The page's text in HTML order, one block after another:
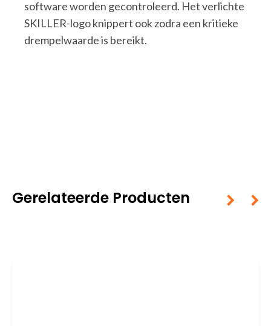
software worden gecontroleerd. Het verlichte
SKILLER-logo knippert ook zodra een kritieke
drempelwaarde is bereikt.
Gerelateerde Producten